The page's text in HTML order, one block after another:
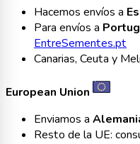
Hacemos envíos a
Para envíos a
EntreSementes.pt
Canarias, Ceuta y
European Union
Enviamos a
Resto de la UE: